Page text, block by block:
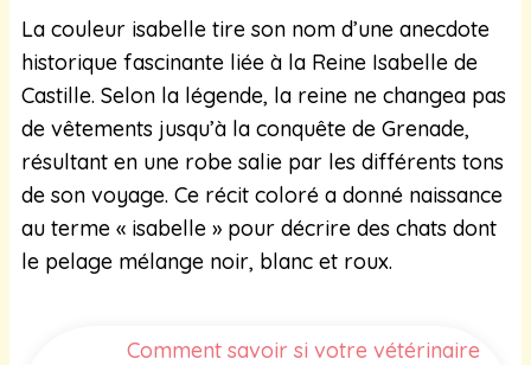
La couleur isabelle tire son nom d’une anecdote
historique fascinante liée à la Reine Isabelle de
Castille. Selon la légende, la reine ne changea pas
de vêtements jusqu’à la conquête de Grenade,
résultant en une robe salie par les différents tons
de son voyage. Ce récit coloré a donné naissance
au terme « isabelle » pour décrire des chats dont
le pelage mélange noir, blanc et roux.
Comment savoir si votre vétérinaire